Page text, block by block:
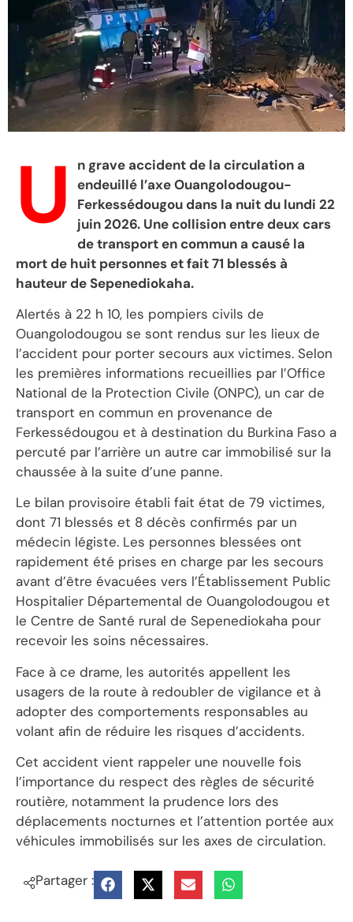
U
n grave accident de la circulation a
endeuillé l’axe Ouangolodougou-
Ferkessédougou dans la nuit du lundi 22
juin 2026. Une collision entre deux cars
de transport en commun a causé la
mort de huit personnes et fait 71 blessés à
hauteur de Sepenediokaha.
Alertés à 22 h 10, les pompiers civils de
Ouangolodougou se sont rendus sur les lieux de
l’accident pour porter secours aux victimes. Selon
les premières informations recueillies par l’Office
National de la Protection Civile (ONPC), un car de
transport en commun en provenance de
Ferkessédougou et à destination du Burkina Faso a
percuté par l’arrière un autre car immobilisé sur la
chaussée à la suite d’une panne.
Le bilan provisoire établi fait état de 79 victimes,
dont 71 blessés et 8 décès confirmés par un
médecin légiste. Les personnes blessées ont
rapidement été prises en charge par les secours
avant d’être évacuées vers l’Établissement Public
Hospitalier Départemental de Ouangolodougou et
le Centre de Santé rural de Sepenediokaha pour
recevoir les soins nécessaires.
Face à ce drame, les autorités appellent les
usagers de la route à redoubler de vigilance et à
adopter des comportements responsables au
volant afin de réduire les risques d’accidents.
Cet accident vient rappeler une nouvelle fois
l’importance du respect des règles de sécurité
routière, notamment la prudence lors des
déplacements nocturnes et l’attention portée aux
véhicules immobilisés sur les axes de circulation.
Partager :